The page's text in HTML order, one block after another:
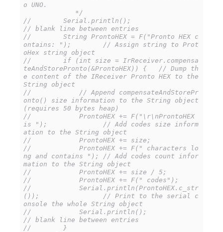
o UNO.
             */
//        Serial.println();
// blank line between entries
//        String ProntoHEX = F("Pronto HEX c
ontains: ");        // Assign string to Prot
oHex string object
//        if (int size = IrReceiver.compensa
teAndStorePronto(&ProntoHEX)) {   // Dump th
e content of the IReceiver Pronto HEX to the
String object
//            // Append compensateAndStorePr
onto() size information to the String object
(requires 50 bytes heap)
//            ProntoHEX += F("\r\nProntoHEX
is ");              // Add codes size inform
ation to the String object
//            ProntoHEX += size;
//            ProntoHEX += F(" characters lo
ng and contains "); // Add codes count infor
mation to the String object
//            ProntoHEX += size / 5;
//            ProntoHEX += F(" codes");
//            Serial.println(ProntoHEX.c_str
());                // Print to the serial c
onsole the whole String object
//            Serial.println();
// blank line between entries
//        }